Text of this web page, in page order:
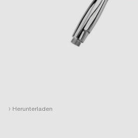
› Herunterladen